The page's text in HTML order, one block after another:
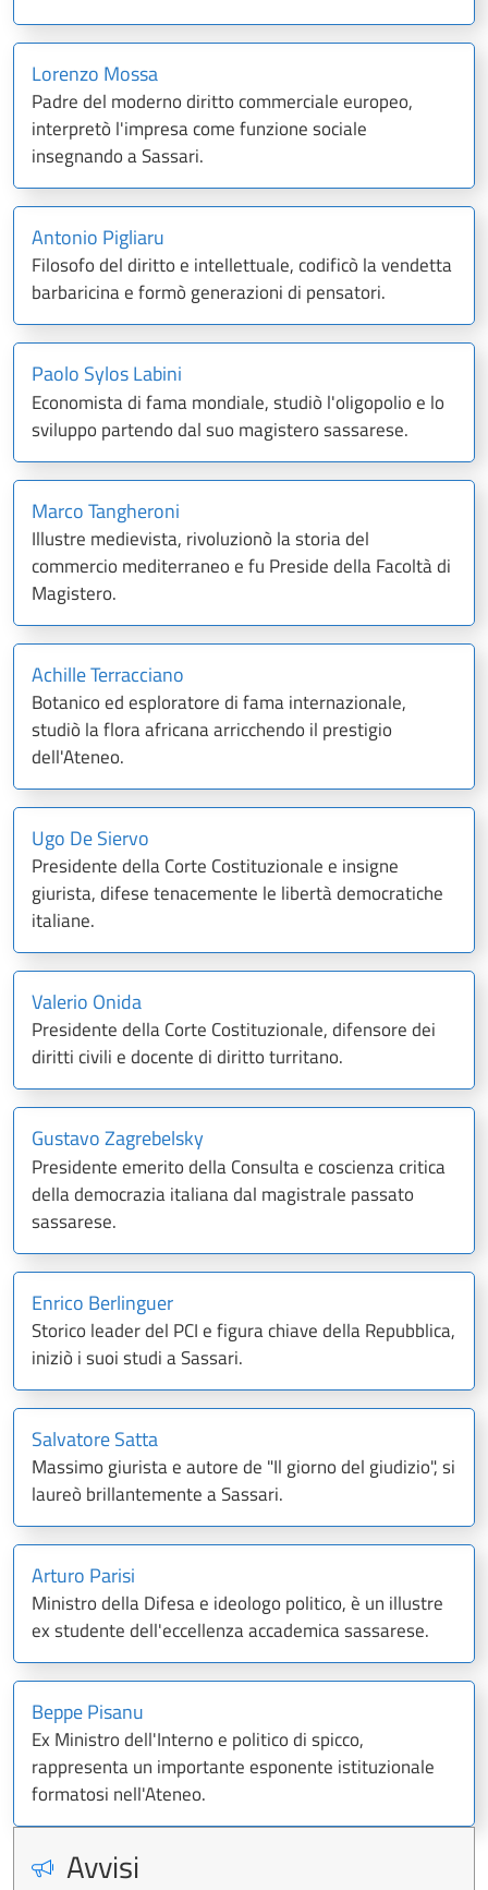
Lorenzo Mossa
Padre del moderno diritto commerciale europeo,
interpretò l'impresa come funzione sociale
insegnando a Sassari.
Antonio Pigliaru
Filosofo del diritto e intellettuale, codificò la vendetta
barbaricina e formò generazioni di pensatori.
Paolo Sylos Labini
Economista di fama mondiale, studiò l'oligopolio e lo
sviluppo partendo dal suo magistero sassarese.
Marco Tangheroni
Illustre medievista, rivoluzionò la storia del
commercio mediterraneo e fu Preside della Facoltà di
Magistero.
Achille Terracciano
Botanico ed esploratore di fama internazionale,
studiò la flora africana arricchendo il prestigio
dell'Ateneo.
Ugo De Siervo
Presidente della Corte Costituzionale e insigne
giurista, difese tenacemente le libertà democratiche
italiane.
Valerio Onida
Presidente della Corte Costituzionale, difensore dei
diritti civili e docente di diritto turritano.
Gustavo Zagrebelsky
Presidente emerito della Consulta e coscienza critica
della democrazia italiana dal magistrale passato
sassarese.
Enrico Berlinguer
Storico leader del PCI e figura chiave della Repubblica,
iniziò i suoi studi a Sassari.
Salvatore Satta
Massimo giurista e autore de "Il giorno del giudizio", si
laureò brillantemente a Sassari.
Arturo Parisi
Ministro della Difesa e ideologo politico, è un illustre
ex studente dell'eccellenza accademica sassarese.
Beppe Pisanu
Ex Ministro dell'Interno e politico di spicco,
rappresenta un importante esponente istituzionale
formatosi nell'Ateneo.
Avvisi